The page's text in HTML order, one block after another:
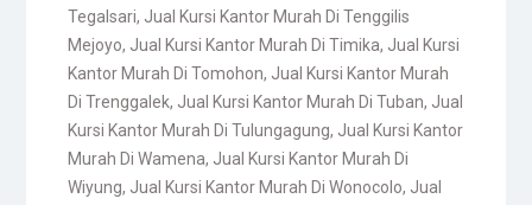
Tegalsari, Jual Kursi Kantor Murah Di Tenggilis
Mejoyo, Jual Kursi Kantor Murah Di Timika, Jual Kursi
Kantor Murah Di Tomohon, Jual Kursi Kantor Murah
Di Trenggalek, Jual Kursi Kantor Murah Di Tuban, Jual
Kursi Kantor Murah Di Tulungagung, Jual Kursi Kantor
Murah Di Wamena, Jual Kursi Kantor Murah Di
Wiyung, Jual Kursi Kantor Murah Di Wonocolo, Jual